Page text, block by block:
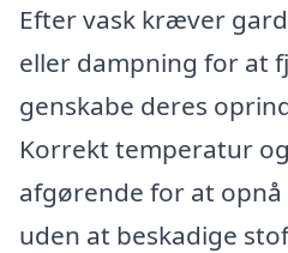
Efter vask kræver
eller dampning for at
genskabe deres
Korrekt temperatur
afgørende for at
uden at beskadige